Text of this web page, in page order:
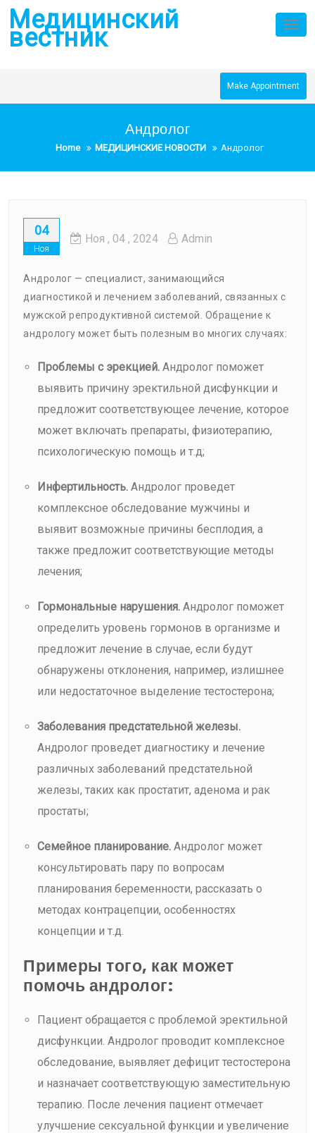
Skip
content
Медицинский
вестник
Make Appointment
Андролог
Home МЕДИЦИНСКИЕ НОВОСТИ Андролог
04
Ноя
Ноя , 04 , 2024 Admin
Андролог — специалист, занимающийся
диагностикой и лечением заболеваний, связанных с
мужской репродуктивной системой. Обращение к
андрологу может быть полезным во многих случаях:
Проблемы с эрекцией. Андролог поможет
выявить причину эректильной дисфункции и
предложит соответствующее лечение, которое
может включать препараты, физиотерапию,
психологическую помощь и т.д;
Инфертильность. Андролог проведет
комплексное обследование мужчины и
выявит возможные причины бесплодия, а
также предложит соответствующие методы
лечения;
Гормональные нарушения. Андролог поможет
определить уровень гормонов в организме и
предложит лечение в случае, если будут
обнаружены отклонения, например, излишнее
или недостаточное выделение тестостерона;
Заболевания предстательной железы.
Андролог проведет диагностику и лечение
различных заболеваний предстательной
железы, таких как простатит, аденома и рак
простаты;
Семейное планирование. Андролог может
консультировать пару по вопросам
планирования беременности, рассказать о
методах контрацепции, особенностях
концепции и т.д.
Примеры того, как может
помочь андролог:
Пациент обращается с проблемой эректильной
дисфункции. Андролог проводит комплексное
обследование, выявляет дефицит тестостерона
и назначает соответствующую заместительную
терапию. После лечения пациент отмечает
улучшение сексуальной функции и увеличение